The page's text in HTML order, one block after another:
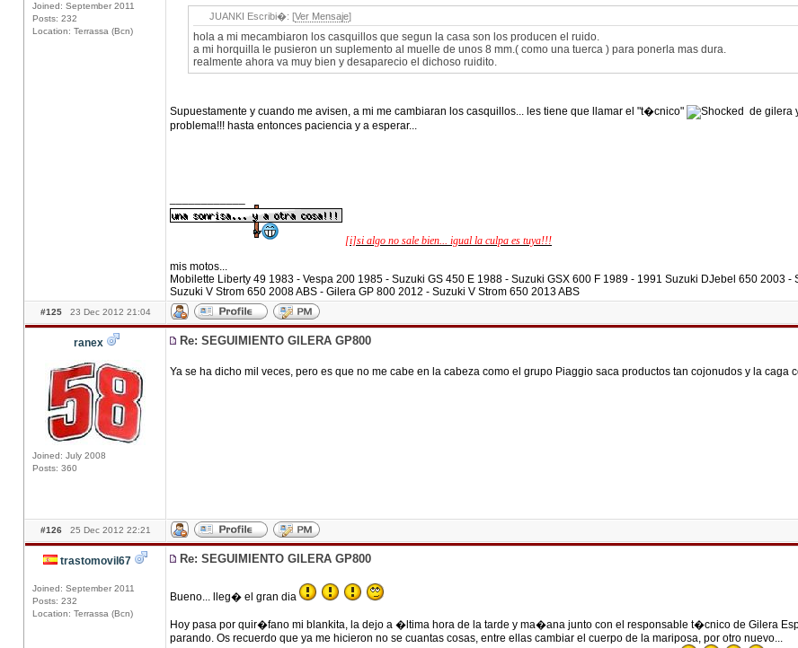
Joined: September 2011
Posts: 232
Location: Terrassa (Bcn)
JUANKI Escribi�: [Ver Mensaje]
hola a mi mecambiaron los casquillos que segun la casa son los producen el ruido.
a mi horquilla le pusieron un suplemento al muelle de unos 8 mm.( como una tuerca ) para ponerla mas dura.
realmente ahora va muy bien y desaparecio el dichoso ruidito.
Supuestamente y cuando me avisen, a mi me cambiaran los casquillos... les tiene que llamar el "t�cnico"
de gilera
problema!!! hasta entonces paciencia y a esperar...
[i]si algo no sale bien... igual la culpa es tuya!!!
mis motos...
Mobilette Liberty 49 1983 - Vespa 200 1985 - Suzuki GS 450 E 1988 - Suzuki GSX 600 F 1989 - 1991 Suzuki DJebel 650 2003
Suzuki V Strom 650 2008 ABS - Gilera GP 800 2012 - Suzuki V Strom 650 2013 ABS
#125 23 Dec 2012 21:04
ranex
Joined: July 2008
Posts: 360
Re: SEGUIMIENTO GILERA GP800
Ya se ha dicho mil veces, pero es que no me cabe en la cabeza como el grupo Piaggio saca productos tan cojonudos y la caga
#126 25 Dec 2012 22:21
trastomovil67
Joined: September 2011
Posts: 232
Location: Terrassa (Bcn)
Re: SEGUIMIENTO GILERA GP800
Bueno... lleg� el gran dia
Hoy pasa por quir�fano mi blankita, la dejo a �ltima hora de la tarde y ma�ana junto con el responsable t�cnico de Gilera
parando. Os recuerdo que ya me hicieron no se cuantas cosas, entre ellas cambiar el cuerpo de la mariposa, por otro nuevo...